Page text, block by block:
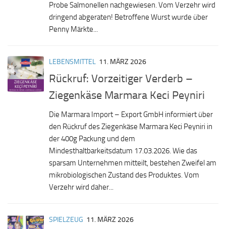
Probe Salmonellen nachgewiesen. Vom Verzehr wird
dringend abgeraten! Betroffene Wurst wurde über
Penny Märkte...
LEBENSMITTEL 11. MÄRZ 2026
Rückruf: Vorzeitiger Verderb –
Ziegenkäse Marmara Keci Peyniri
Die Marmara Import – Export GmbH informiert über
den Rückruf des Ziegenkäse Marmara Keci Peyniri in
der 400g Packung und dem
Mindesthaltbarkeitsdatum 17.03.2026. Wie das
sparsam Unternehmen mitteilt, bestehen Zweifel am
mikrobiologischen Zustand des Produktes. Vom
Verzehr wird daher...
SPIELZEUG 11. MÄRZ 2026